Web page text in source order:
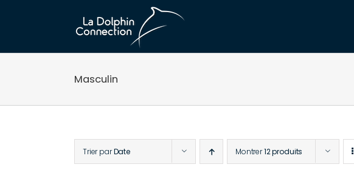
Masculin
Trier parDate Montrer12 produits